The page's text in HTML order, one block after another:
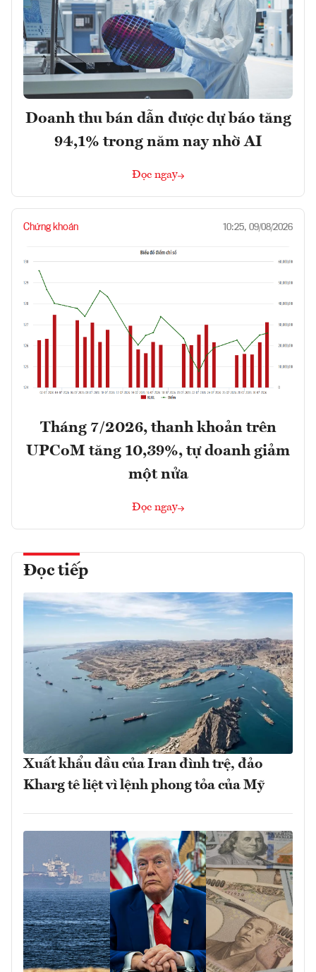
Doanh thu bán dẫn được dự báo tăng
94,1% trong năm nay nhờ AI
Đọc ngay
Chứng khoán 10:25, 09/08/2026
Tháng 7/2026, thanh khoản trên
UPCoM tăng 10,39%, tự doanh giảm
một nửa
Đọc ngay
Đọc tiếp
Xuất khẩu dầu của Iran đình trệ, đảo
Kharg tê liệt vì lệnh phong tỏa của Mỹ